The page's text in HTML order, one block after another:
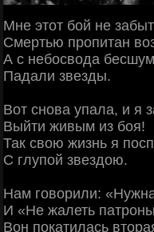
Мне этот бой не
Смертью пропитан
А с небосвода
Падали звезды.
Вот снова упала, и я
Выйти живым из боя!
Так свою жизнь я
С глупой звездою.
Нам говорили:
И «Не жалеть
Вон покатилась